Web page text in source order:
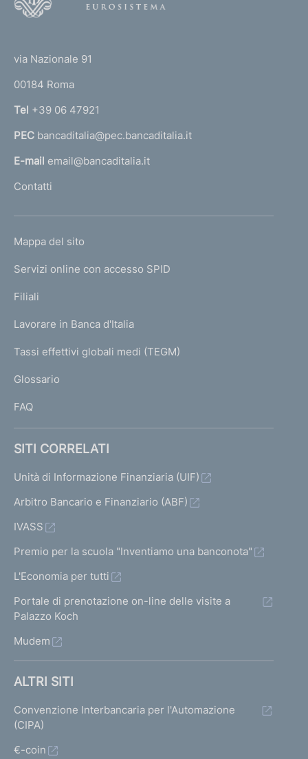
r
n
a
l
'
m
e
a
g
via Nazionale 91
00184 Roma
Tel +39 06 47921
PEC bancaditalia@pec.bancaditalia.it
E-mail email@bancaditalia.it
Contatti
L
N
K
T
I
I
Mappa del sito
Servizi online con accesso SPID
Filiali
Lavorare in Banca d'Italia
Tassi effettivi globali medi (TEGM)
Glossario
FAQ
SITI CORRELATI
Unità di Informazione Finanziaria (UIF)
Arbitro Bancario e Finanziario (ABF)
IVASS
Premio per la scuola "Inventiamo una banconota"
L'Economia per tutti
Portale di prenotazione on-line delle visite a
Palazzo Koch
Mudem
ALTRI SITI
Convenzione Interbancaria per l'Automazione
(CIPA)
€-coin